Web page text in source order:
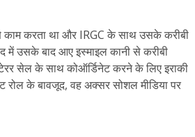
से काम करता था और IRGC के साथ उसके करीबी
में उसके बाद आए इस्माइल कानी से करीबी
सेल के साथ कोऑर्डिनेट करने के लिए इराकी
रोल के बावजूद, वह अक्सर सोशल मीडिया पर